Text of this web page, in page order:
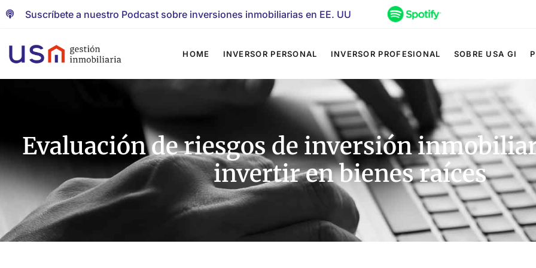
Suscríbete a nuestro Podcast sobre inversiones inmobiliarias en EE. UU
HOME INVERSOR PERSONAL INVERSOR PROFESIONAL SOBRE USA GI
Evaluación de riesgos de inversión
invertir en bienes raíces